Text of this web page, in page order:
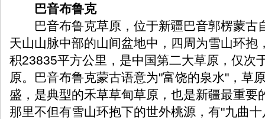
巴音布鲁克
巴音布鲁克草原，位于新疆巴音郭楞蒙古
天山山脉中部的山间盆地中，四周为雪山环抱
积23835平方公里，是中国第二大草原，仅次
原。巴音布鲁克蒙古语意为"富饶的泉水"，草
盛，是典型的禾草草甸草原，也是新疆最重要
那里不但有雪山环抱下的世外桃源，有"九曲